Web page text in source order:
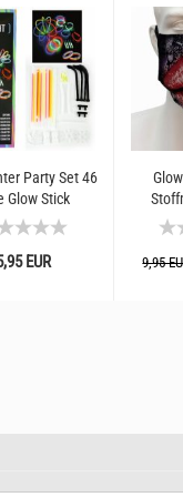
Party Set 46
Glow Stick
Armband
EUR 9,95